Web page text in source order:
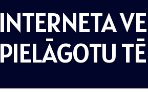
INTERNETA
PIELĀGOTU